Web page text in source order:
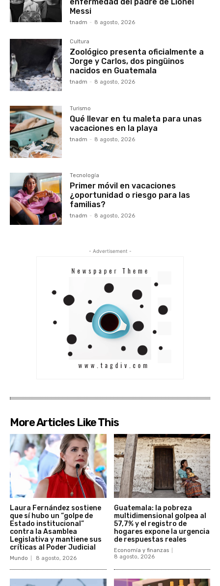
Messi
tnadm - 8 agosto, 2026
Cultura
Zoológico presenta oficialmente a
Jorge y Carlos, dos pingüinos
nacidos en Guatemala
tnadm - 8 agosto, 2026
Turismo
Qué llevar en tu maleta para unas
vacaciones en la playa
tnadm - 8 agosto, 2026
Tecnología
Primer móvil en vacaciones
¿oportunidad o riesgo para las
familias?
tnadm - 8 agosto, 2026
- Advertisement -
More Articles Like This
Laura Fernández sostiene
que sí hubo un “golpe de
Estado institucional”
contra la Asamblea
Legislativa y mantiene sus
críticas al Poder Judicial
Mundo 8 agosto, 2026
Guatemala: la pobreza
multidimensional golpea al
57,7% y el registro de
hogares expone la urgencia
de respuestas reales
Economía y finanzas
8 agosto, 2026